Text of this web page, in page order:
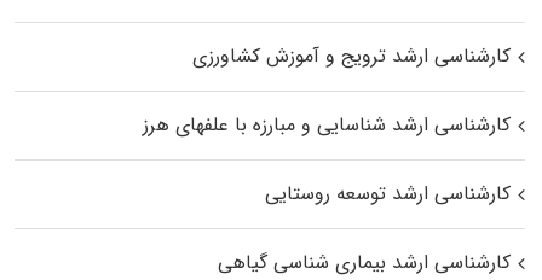
کارشناسی ارشد ترویج و آموزش کشاورزی
کارشناسی ارشد شناسایی و مبارزه با علفهای هرز
کارشناسی ارشد توسعه روستایی
کارشناسی ارشد بیماری‌ شناسی گیاهی